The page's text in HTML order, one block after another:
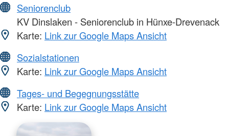
Seniorenclub
KV Dinslaken - Seniorenclub in Hünxe-Drevenack
Karte: Link zur Google Maps Ansicht
Sozialstationen
Karte: Link zur Google Maps Ansicht
Tages- und Begegnungsstätte
Karte: Link zur Google Maps Ansicht